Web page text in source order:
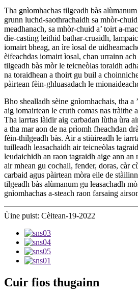
Tha gnìomhachas tilgeadh bàs
grunn luchd-saothrachaidh sa mhòr-
meadhanach, sa mhòr-chuid a’ toirt a-
die-casting leithid bathar-cruaidh,
iomairt bheag, an ìre ìosal de
èifeachdas iomairt ìosal, chan urrainn
tilgeadh bàs mòr le teicneòlas toraidh
na toraidhean a thoirt gu buil a
pàirtean fèin-ghluasadach le
Bho shealladh sèine gnìomhachais, tha a
aig iomairtean le cruth comas nas tràithe
Tha iarrtas làidir aig carbadan lùtha ùra
a tha mar aon de na prìomh fheachdan
fèin-thilgeadh bàs. Air a stiùireadh le
tuilleadh leasachaidh air teicneòlas
leudaichidh an raon tagraidh aige ann an
air mhean gu cochall, fender, doras, càr
carbaid agus pàirtean mòra eile de
tilgeadh bàs alùmanum gu leasachadh
gnìomhachas a-steach raon farsaing
Ùine puist: Cèitean-19-2022
Cuir fios thugainn